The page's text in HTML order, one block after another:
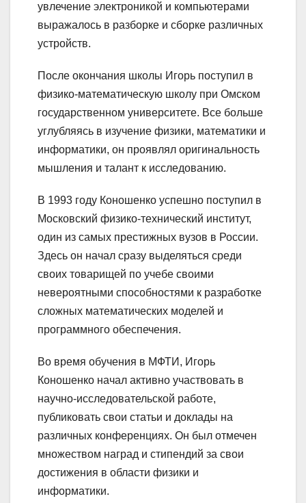
увлечение электроникой и компьютерами
выражалось в разборке и сборке различных
устройств.
После окончания школы Игорь поступил в
физико-математическую школу при Омском
государственном университете. Все больше
углубляясь в изучение физики, математики и
информатики, он проявлял оригинальность
мышления и талант к исследованию.
В 1993 году Коношенко успешно поступил в
Московский физико-технический институт,
один из самых престижных вузов в России.
Здесь он начал сразу выделяться среди
своих товарищей по учебе своими
невероятными способностями к разработке
сложных математических моделей и
программного обеспечения.
Во время обучения в МФТИ, Игорь
Коношенко начал активно участвовать в
научно-исследовательской работе,
публиковать свои статьи и доклады на
различных конференциях. Он был отмечен
множеством наград и стипендий за свои
достижения в области физики и
информатики.